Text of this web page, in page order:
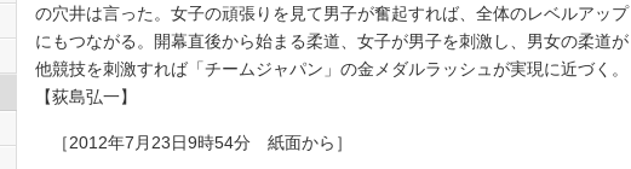
の穴井は言った。女子の頑張りを見て男子が奮起すれば、全体のレベルアップ
にもつながる。開幕直後から始まる柔道、女子が男子を刺激し、男女の柔道が
他競技を刺激すれば「チームジャパン」の金メダルラッシュが実現に近づく。
【荻島弘一】
［2012年7月23日9時54分 紙面から］